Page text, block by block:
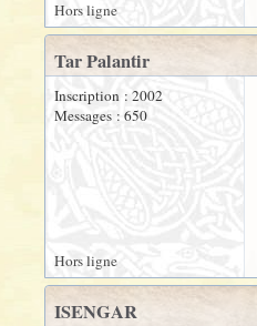
Hors ligne
Tar Palantir
Inscription : 2002
Messages : 650
Hors ligne
ISENGAR